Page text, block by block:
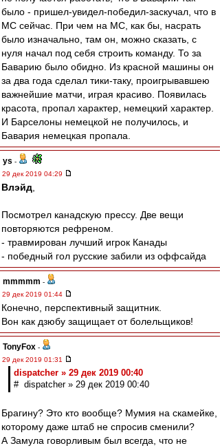
было - пришел-увидел-победил-заскучал, что в
МС сейчас. При чем на МС, как бы, насрать
было изначально, там он, можно сказать, с
нуля начал под себя строить команду. То за
Баварию было обидно. Из красной машины он
за два года сделал тики-таку, проигрывавшею
важнейшие матчи, играя красиво. Появилась
красота, пропал характер, немецкий характер.
И Барселоны немецкой не получилось, и
Бавария немецкая пропала.
ys -
29 дек 2019 04:29
Влэйд
Посмотрел канадскую прессу. Две вещи
повторяются рефреном.
- травмирован лучший игрок Канады
- победный гол русские забили из оффсайда
mmmmm -
29 дек 2019 01:44
Конечно, перспективный защитник.
Вон как дзюбу защищает от болельщиков!
TonyFox -
29 дек 2019 01:31
dispatcher » 29 дек 2019 00:40
# dispatcher » 29 дек 2019 00:40
Брагину? Это кто вообще? Мумия на скамейке,
которому даже штаб не спросив сменили?
А Замула говорливым был всегда, что не